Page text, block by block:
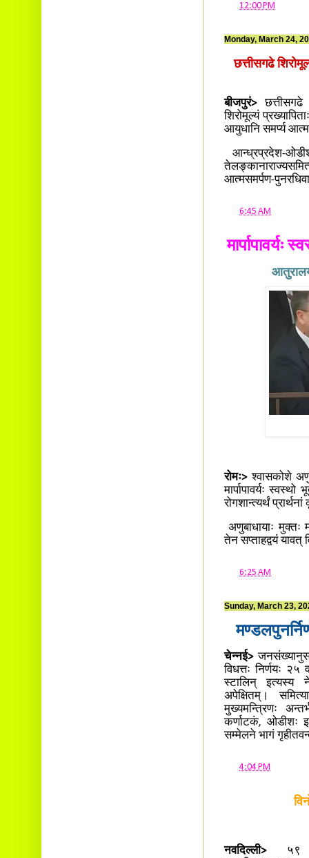
12:00 PM
Monday, March 24,
छत्तीसगढे
बीजपुरं>छत्तीसगढे
शिरोमूल्यं
आयुधानि समर्प्य
आन्ध्रप्रदेश-
आत्मसमर्पण-
6:45 AM
रोमः>श्वासकोशे
मार्पापावर्यः
रोगशान्त्यर्थं
अणुबाधायाः मुक्तः
तेन सप्ताहद्वयं यावत्
6:25 AM
Sunday, March 23,
चेन्नई>
विधत्तः निर्णयः २५
स्टालिन् इत्यस्य
अपेक्षितम्।
मुख्यमन्त्रिणः
कर्णाटकं, ओडीशः
सम्मेलने भागं
4:04 PM
नवदिल्ली> ५९